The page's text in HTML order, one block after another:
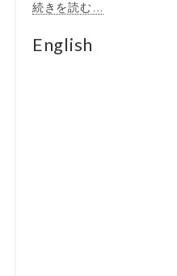
続きを読む…
English